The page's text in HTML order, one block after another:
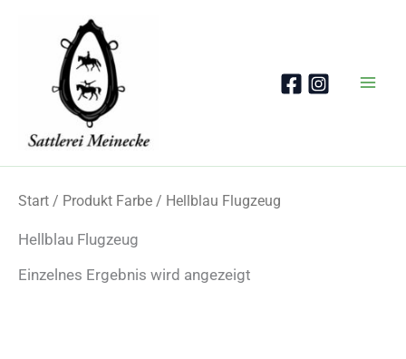
Start / Produkt Farbe / Hellblau Flugzeug
Hellblau Flugzeug
Einzelnes Ergebnis wird angezeigt